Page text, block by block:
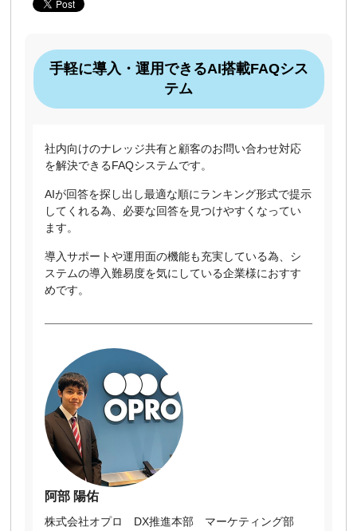
手軽に導入・運用できるAI搭載FAQシス
テム
社内向けのナレッジ共有と顧客のお問い合わせ対応
を解決できるFAQシステムです。
AIが回答を探し出し最適な順にランキング形式で提示
してくれる為、必要な回答を見つけやすくなってい
ます。
導入サポートや運用面の機能も充実している為、シ
ステムの導入難易度を気にしている企業様におすす
めです。
阿部 陽佑
株式会社オプロ DX推進本部 マーケティング部